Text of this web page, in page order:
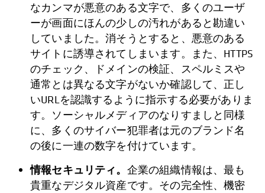
なカンマが悪意のある文字で、多くのユーザ
ーが画面にほんの少しの汚れがあると勘違い
していました。消そうとすると、悪意のある
サイトに誘導されてしまいます。また、HTTPS
のチェック、ドメインの検証、スペルミスや
通常とは異なる文字がないか確認して、正し
いURLを認識するように指示する必要がありま
す。ソーシャルメディアのなりすましと同様
に、多くのサイバー犯罪者は元のブランド名
の後に一連の数字を付けています。
情報セキュリティ。 企業の組織情報は、最も
貴重なデジタル資産です。その完全性、機密